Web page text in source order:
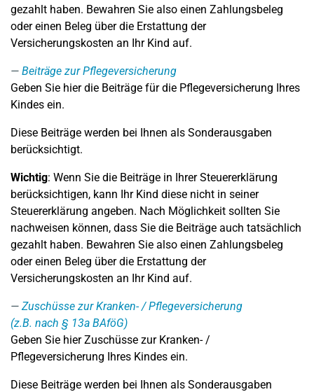
gezahlt haben. Bewahren Sie also einen Zahlungsbeleg
oder einen Beleg über die Erstattung der
Versicherungskosten an Ihr Kind auf.
Beiträge zur Pflegeversicherung
Geben Sie hier die Beiträge für die Pflegeversicherung Ihres
Kindes ein.
Diese Beiträge werden bei Ihnen als Sonderausgaben
berücksichtigt.
Wichtig: Wenn Sie die Beiträge in Ihrer Steuererklärung
berücksichtigen, kann Ihr Kind diese nicht in seiner
Steuererklärung angeben. Nach Möglichkeit sollten Sie
nachweisen können, dass Sie die Beiträge auch tatsächlich
gezahlt haben. Bewahren Sie also einen Zahlungsbeleg
oder einen Beleg über die Erstattung der
Versicherungskosten an Ihr Kind auf.
Zuschüsse zur Kranken- / Pflegeversicherung
(z.B. nach § 13a BAföG)
Geben Sie hier Zuschüsse zur Kranken- /
Pflegeversicherung Ihres Kindes ein.
Diese Beiträge werden bei Ihnen als Sonderausgaben